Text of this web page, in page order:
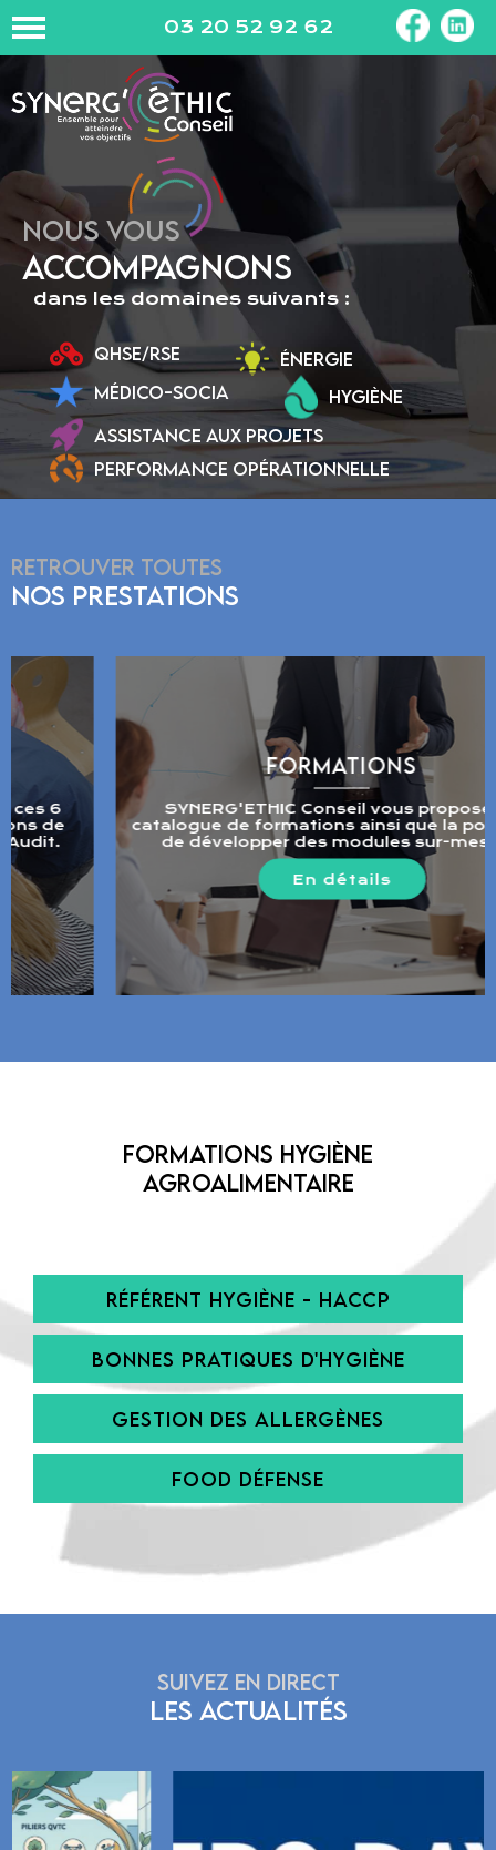
03 20 52 92 62
NOUS VOUS
ACCOMPAGNONS
dans les domaines suivants :
QHSE/RSE
ÉNERGIE
MÉDICO-SOCIA
HYGIÈNE
ASSISTANCE AUX PROJETS
PERFORMANCE OPÉRATIONNELLE
RETROUVER TOUTES
NOS PRESTATIONS
FORMATIONS
SYNERG'ETHIC Conseil vous propose un
catalogue de formations ainsi que la possibilité
de développer des modules sur-mesure.
En détails
Formations Hygiène
agroalimentaire
RÉFÉRENT HYGIÈNE - HACCP
BONNES PRATIQUES D'HYGIÈNE
GESTION DES ALLERGÈNES
FOOD DÉFENSE
SUIVEZ EN DIRECT
LES ACTUALITÉS